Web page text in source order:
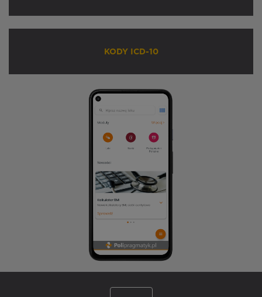
KODY ICD-10